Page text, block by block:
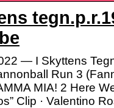
— I Skyttens
Run 3
MIA! 2 Here
Clip · Valentino